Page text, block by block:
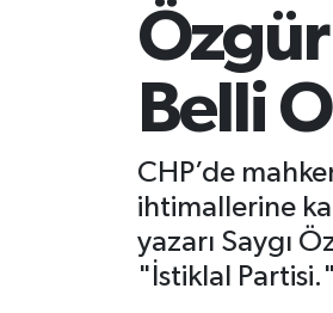
Özgür
Belli
CHP’de
ihtimallerine
yazarı Saygı
"İstiklal Partisi."